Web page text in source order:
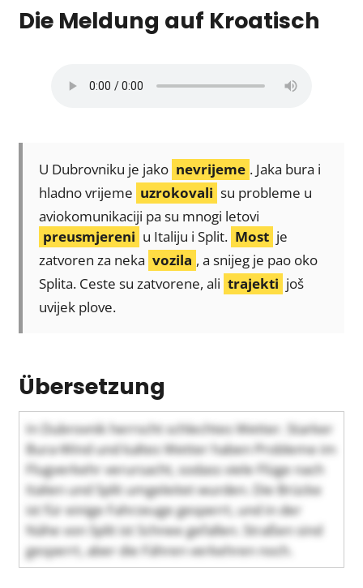
Die Meldung auf Kroatisch
U Dubrovniku je jako nevrijeme . Jaka bura i
hladno vrijeme uzrokovali su probleme u
aviokomunikaciji pa su mnogi letovi
preusmjereni u Italiju i Split. Most je
zatvoren za neka vozila , a snijeg je pao oko
Splita. Ceste su zatvorene, ali trajekti još
uvijek plove.
Übersetzung
In Dubrovnik herrscht schlechtes Wetter. Starker
Bura-Wind und kaltes Wetter haben Probleme im
Flugverkehr verursacht, sodass viele Flüge nach
Italien und Split umgeleitet wurden. Die Brücke
ist für einige Fahrzeuge gesperrt, und in der
Nähe von Split ist Schnee gefallen. Straßen sind
gesperrt, aber die Fähren verkehren noch.